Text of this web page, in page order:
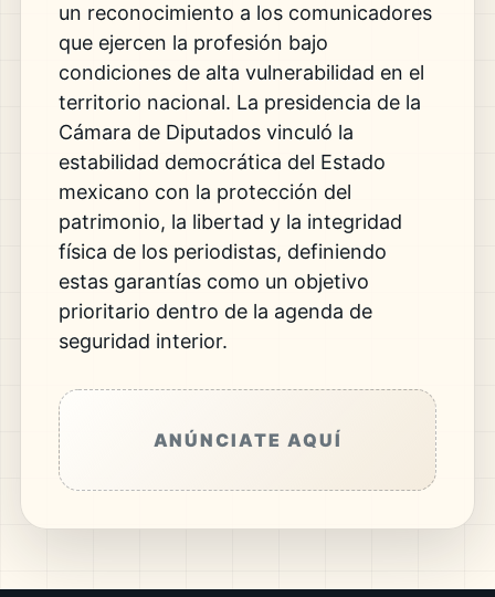
un reconocimiento a los comunicadores
que ejercen la profesión bajo
condiciones de alta vulnerabilidad en el
territorio nacional. La presidencia de la
Cámara de Diputados vinculó la
estabilidad democrática del Estado
mexicano con la protección del
patrimonio, la libertad y la integridad
física de los periodistas, definiendo
estas garantías como un objetivo
prioritario dentro de la agenda de
seguridad interior.
ANÚNCIATE AQUÍ